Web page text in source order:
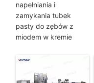
napełniania i
zamykania tubek
pasty do zębów z
miodem w kremie